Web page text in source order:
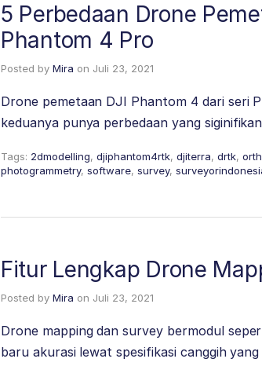
5 Perbedaan Drone
Phantom 4 Pro
Posted by Mira on Juli 23, 2021
Drone pemetaan DJI Phantom 4 dari seri
keduanya punya perbedaan yang
Tags: 2dmodelling, djiphantom4rtk, djiterra, drtk,
photogrammetry, software, survey,
Fitur Lengkap Drone
Posted by Mira on Juli 23, 2021
Drone mapping dan survey bermodul
baru akurasi lewat spesifikasi canggih